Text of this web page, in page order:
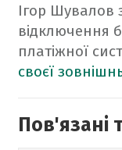
Ігор Шувалов
відключення
платіжної
своєї
Пов'язані